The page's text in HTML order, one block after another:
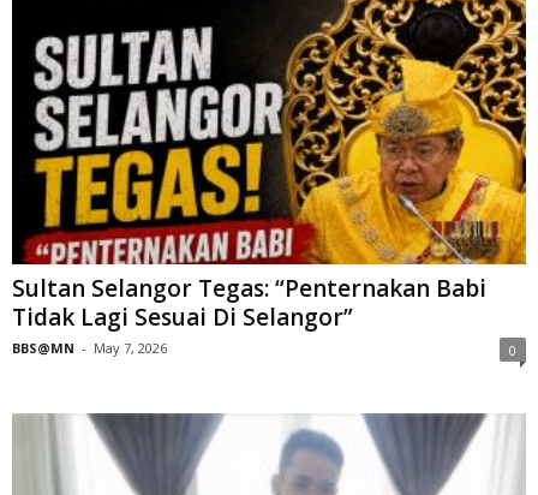
Sultan Selangor Tegas: “Penternakan Babi
Tidak Lagi Sesuai Di Selangor”
BBS@MN - May 7, 2026 0